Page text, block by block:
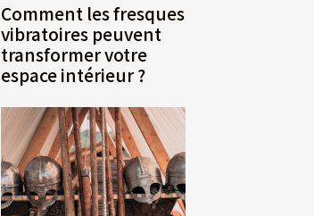
Comment les fresques
vibratoires peuvent
transformer votre
espace intérieur ?